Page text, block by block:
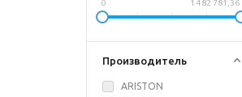
0 1 482 781,36
Производитель
ARISTON